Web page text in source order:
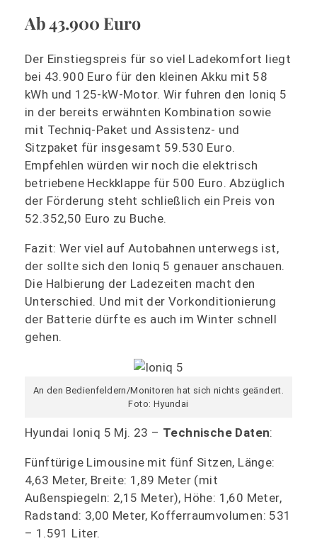
Ab 43.900 Euro
Der Einstiegspreis für so viel Ladekomfort liegt
bei 43.900 Euro für den kleinen Akku mit 58
kWh und 125-kW-Motor. Wir fuhren den Ioniq 5
in der bereits erwähnten Kombination sowie
mit Techniq-Paket und Assistenz- und
Sitzpaket für insgesamt 59.530 Euro.
Empfehlen würden wir noch die elektrisch
betriebene Heckklappe für 500 Euro. Abzüglich
der Förderung steht schließlich ein Preis von
52.352,50 Euro zu Buche.
Fazit: Wer viel auf Autobahnen unterwegs ist,
der sollte sich den Ioniq 5 genauer anschauen.
Die Halbierung der Ladezeiten macht den
Unterschied. Und mit der Vorkonditionierung
der Batterie dürfte es auch im Winter schnell
gehen.
An den Bedienfeldern/Monitoren hat sich nichts geändert.
Foto: Hyundai
Hyundai Ioniq 5 Mj. 23 – Technische Daten:
Fünftürige Limousine mit fünf Sitzen, Länge:
4,63 Meter, Breite: 1,89 Meter (mit
Außenspiegeln: 2,15 Meter), Höhe: 1,60 Meter,
Radstand: 3,00 Meter, Kofferraumvolumen: 531
– 1.591 Liter.